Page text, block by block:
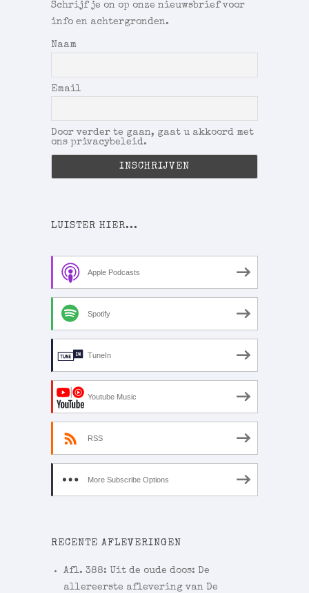
Schrijf je on op onze nieuwsbrief voor
info en achtergronden.
Naam
Email
Door verder te gaan, gaat u akkoord met
ons privacybeleid.
LUISTER HIER...
Apple Podcasts
Spotify
TuneIn
Youtube Music
RSS
More Subscribe Options
RECENTE AFLEVERINGEN
Afl. 388: Uit de oude doos: De
allereerste aflevering van De